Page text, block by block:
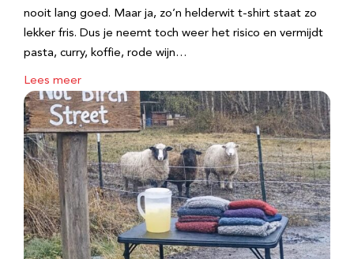
nooit lang goed. Maar ja, zo’n helderwit t-shirt staat zo
lekker fris. Dus je neemt toch weer het risico en vermijdt
pasta, curry, koffie, rode wijn…
Lees meer